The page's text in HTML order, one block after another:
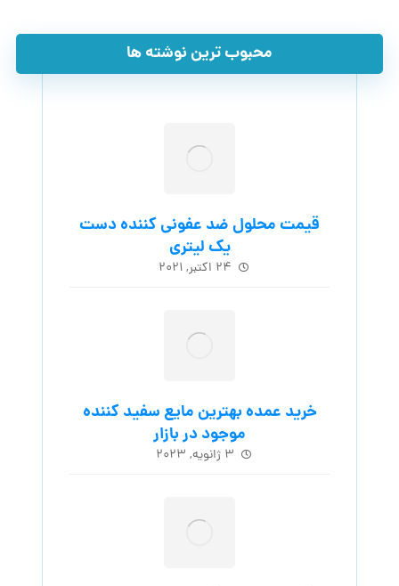
محبوب ترین نوشته ها
قیمت محلول ضد عفونی کننده دست
یک لیتری
۲۴ اکتبر, ۲۰۲۱
خرید عمده بهترین مایع سفید کننده
موجود در بازار
۳ ژانویه, ۲۰۲۳